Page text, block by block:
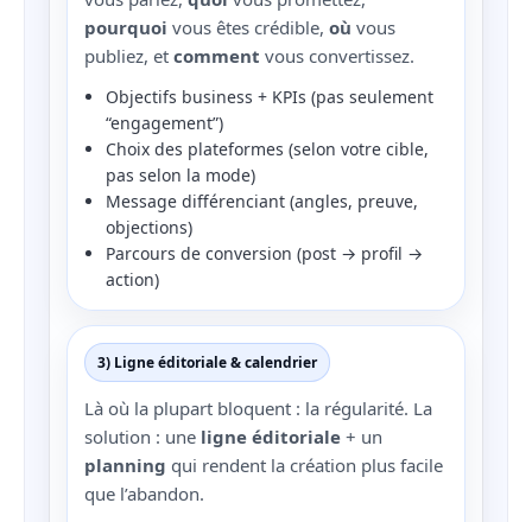
pourquoi vous êtes crédible, où vous
publiez, et comment vous convertissez.
Objectifs business + KPIs (pas seulement
“engagement”)
Choix des plateformes (selon votre cible,
pas selon la mode)
Message différenciant (angles, preuve,
objections)
Parcours de conversion (post → profil →
action)
3) Ligne éditoriale & calendrier
Là où la plupart bloquent : la régularité. La
solution : une ligne éditoriale + un
planning qui rendent la création plus facile
que l’abandon.